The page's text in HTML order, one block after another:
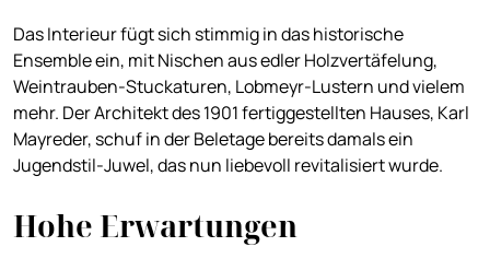
Das Interieur fügt sich stimmig in das historische
Ensemble ein, mit Nischen aus edler Holzvertäfelung,
Weintrauben-Stuckaturen, Lobmeyr-Lustern und vielem
mehr. Der Architekt des 1901 fertiggestellten Hauses, Karl
Mayreder, schuf in der Beletage bereits damals ein
Jugendstil-Juwel, das nun liebevoll revitalisiert wurde.
Hohe Erwartungen